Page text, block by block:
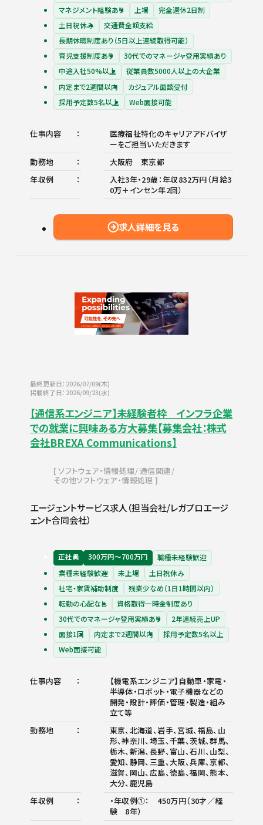
マネジメント経験あり 上場
完全週休2日制
土日祝休み
交通費全額支給
長期休暇制度あり（5日以上連続取得可能）
育児支援制度あり
30代でのマネージャ登用実績あり
中途入社50%以上
従業員数5000人以上の大企業
内定まで2週間以内
カジュアル面談受付
採用予定数5名以上
Web面接可能
仕事内容
医療福祉特化のキャリアアドバイザ
ーをご担当いただきます
勤務地
大阪府 東京都
年収例
入社3年・29歳：年収832万円（月給3
0万＋インセン年2回）
求人詳細を見る
最終更新日：2026/07/09(木)
掲載終了日：2026/09/23(水)
【通信系エンジニア】未経験者枠 インフラ企業
での就業に興味ある方大募集【募集会社：株式
会社BREXA Communications】
ソフトウェア・情報処理 通信関連
その他ソフトウェア・情報処理
エージェントサービス求人（担当会社/レガプロエージ
ェント合同会社）
正社員 300万円〜700万円
職種未経験歓迎
業種未経験歓迎
未上場
土日祝休み
社宅・家賃補助制度
残業少なめ（1日1時間以内）
転勤の心配なし
資格取得一時金制度あり
30代でのマネージャ登用実績あり
2年連続売上UP
面接1回
内定まで2週間以内
採用予定数5名以上
Web面接可能
仕事内容
【機電系エンジニア】自動車・家電・
半導体・ロボット・電子機器などの
開発・設計・評価・管理・製造・組み
立て等
勤務地
東京、北海道、岩手、宮城、福島、山
形、神奈川、埼玉、千葉、茨城、群馬、
栃木、新潟、長野、富山、石川、山梨、
愛知、静岡、三重、大阪、兵庫、京都、
滋賀、岡山、広島、徳島、福岡、熊本、
大分、鹿児島
年収例
・年収例①： 450万円（30才／経
験 8年）